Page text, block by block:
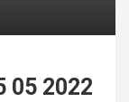
05 2022